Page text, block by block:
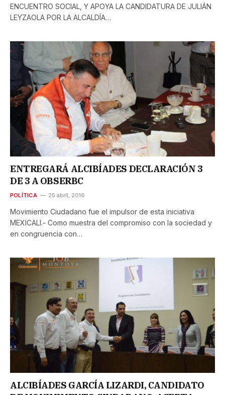
ENCUENTRO SOCIAL, Y APOYA LA CANDIDATURA DE JULIÁN
LEYZAOLA POR LA ALCALDÍA…
ENTREGARÁ ALCIBÍADES DECLARACIÓN 3
DE 3 A OBSERBC
POLÍTICA 25 abril, 2016
Movimiento Ciudadano fue el impulsor de esta iniciativa
MEXICALI.- Como muestra del compromiso con la sociedad y
en congruencia con…
ALCIBÍADES GARCÍA LIZARDI, CANDIDATO